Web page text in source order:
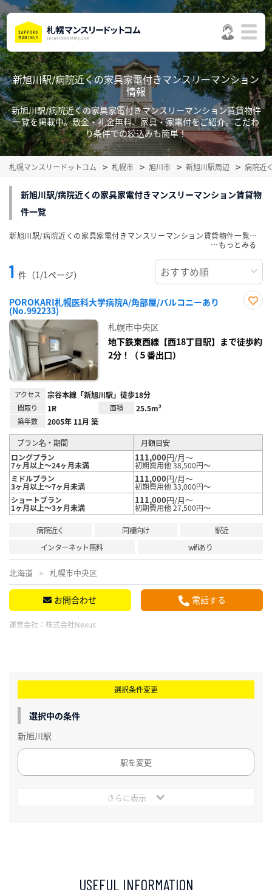
新旭川駅/病院近くの家具家電付きマンスリーマンション
情報
新旭川駅/病院近くの家具家電付きマンスリーマンション賃貸物件
一覧を掲載中。敷金・礼金無料、家具・家電付をご紹介。こだわ
り条件での絞込みも簡単！
札幌マンスリードットコム 札幌市 旭川市 新旭川駅周辺 病院近
新旭川駅/病院近くの家具家電付きマンスリーマンション賃貸物
件一覧
1 件（1/1ページ）
POROKARI札幌医科大学病院A/角部屋/バルコニーあり
(No.992233)
録
札幌市中央区
地下鉄東西線【西18丁目駅】まで徒歩約
2分！（５番出口）
アクセス 宗谷本線「新旭川駅」徒歩18分
間取り 1R 面積 25.5m²
築年数 2005年 11月 築
プラン名・期間
月額目安
ロングプラン
7ヶ月以上～24ヶ月未満
111,000円/月～
初期費用他 38,500円～
ミドルプラン
3ヶ月以上～7ヶ月未満
111,000円/月～
初期費用他 33,000円～
ショートプラン
1ヶ月以上～3ヶ月未満
111,000円/月～
初期費用他 27,500円～
病院近く 同棲向け
駅近
インターネット無料
wifiあり
北海道 札幌市中央区
お問合わせ 電話する
運営会社： 株式会社Nexus
新旭川駅/病院近くの家具家電付きマンスリーマンション賃貸物件一覧を掲載中。敷金・礼金無料、家具・家電付をご紹介。こだわり条件での絞込みも簡単！
…
選択条件変更
選択中の条件
新旭川駅
駅を変更
さらに表示
USEFUL INFORMATION